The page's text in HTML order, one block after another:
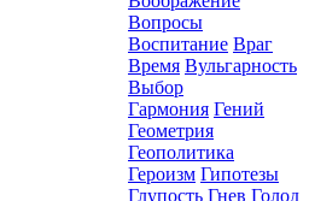
Вопросы
Воспитание Враг
Время Вульгарность
Выбор
Гармония Гений
Геометрия
Геополитика
Героизм Гипотезы
Глупость Гнев Голод